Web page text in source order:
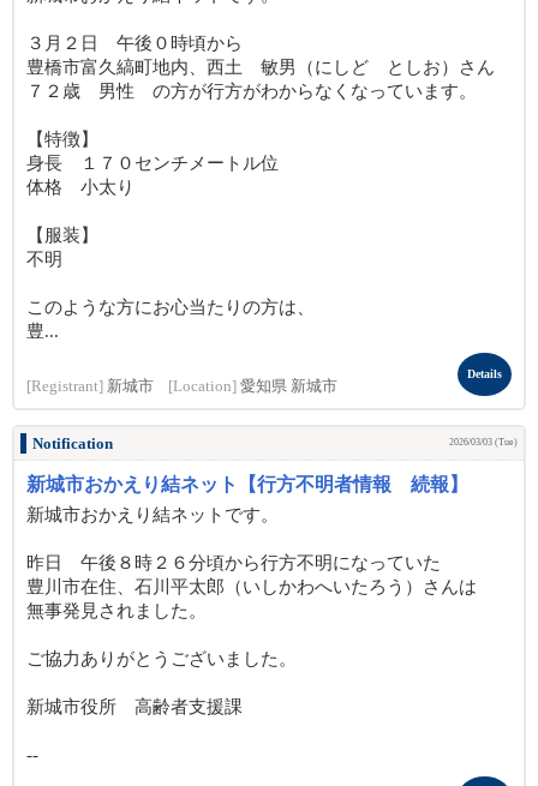
３月２日 午後０時頃から
豊橋市富久縞町地内、西土 敏男（にしど としお）さん
７２歳 男性 の方が行方がわからなくなっています。
【特徴】
身長 １７０センチメートル位
体格 小太り
【服装】
不明
このような方にお心当たりの方は、
豊...
[Registrant] 新城市 [Location] 愛知県 新城市
Details
Notification 2026/03/03 (Tue)
新城市おかえり結ネット【行方不明者情報 続報】
新城市おかえり結ネットです。
昨日 午後８時２６分頃から行方不明になっていた
豊川市在住、石川平太郎（いしかわへいたろう）さんは
無事発見されました。
ご協力ありがとうございました。
新城市役所 高齢者支援課
--